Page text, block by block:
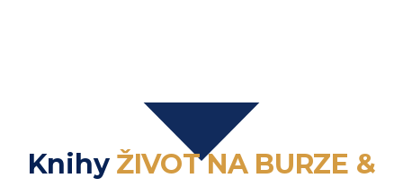
Knihy ŽIVOT NA BURZE &